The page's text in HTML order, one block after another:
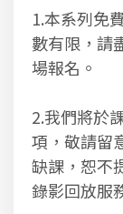
1.本系列免
數有限，請
場報名。
2.我們將於
項，敬請留
缺課，恕不
錄影回放服